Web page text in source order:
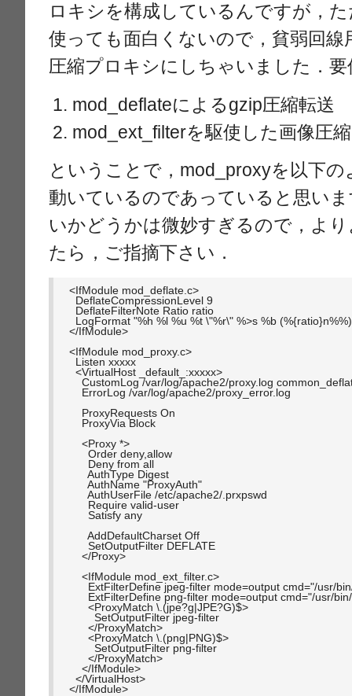
ロキシを構成しているんですが，
使っても面白くないので，貧弱回線
圧縮プロキシにしちゃいました．
mod_deflateによるgzip圧縮転送
mod_ext_filterを駆使した画像圧縮
ということで，mod_proxyを以下
動いているのであっていると思い
いかどうかは微妙すぎるので，よ
たら，ご指摘下さい．
<IfModule mod_deflate.c>
  DeflateCompressionLevel 9
  DeflateFilterNote Ratio ratio
LogFormat "%h %l %u %t \"%r\" %>s %b
</IfModule>
<IfModule mod_proxy.c>
  Listen xxxxx
  <VirtualHost _default_:xxxxx>
CustomLog /var/log/apache2/proxy.log
    ErrorLog /var/log/apache2/proxy_error.log
    ProxyRequests On
    ProxyVia Block
    <Proxy *>
      Order deny,allow
      Deny from all
      AuthType Digest
      AuthName "ProxyAuth"
      AuthUserFile /etc/apache2/.prxpswd
      Require valid-user
      Satisfy any
      AddDefaultCharset Off
      SetOutputFilter DEFLATE
    </Proxy>
    <IfModule mod_ext_filter.c>
ExtFilterDefine jpeg-filter mode=output cmd="/usr/
ExtFilterDefine png-filter mode=output cmd="/usr/
      <ProxyMatch \.(jpe?g|JPE?G)$>
        SetOutputFilter jpeg-filter
      </ProxyMatch>
      <ProxyMatch \.(png|PNG)$>
        SetOutputFilter png-filter
      </ProxyMatch>
    </IfModule>
  </VirtualHost>
</IfModule>